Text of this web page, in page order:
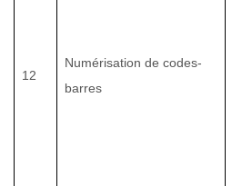
12
Numérisation de codes-
barres